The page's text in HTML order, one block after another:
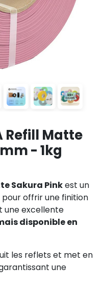
Refill Matte
- 1kg
Sakura Pinkest un
offrir une finition
une excellente
disponible en
les reflets et met en
une